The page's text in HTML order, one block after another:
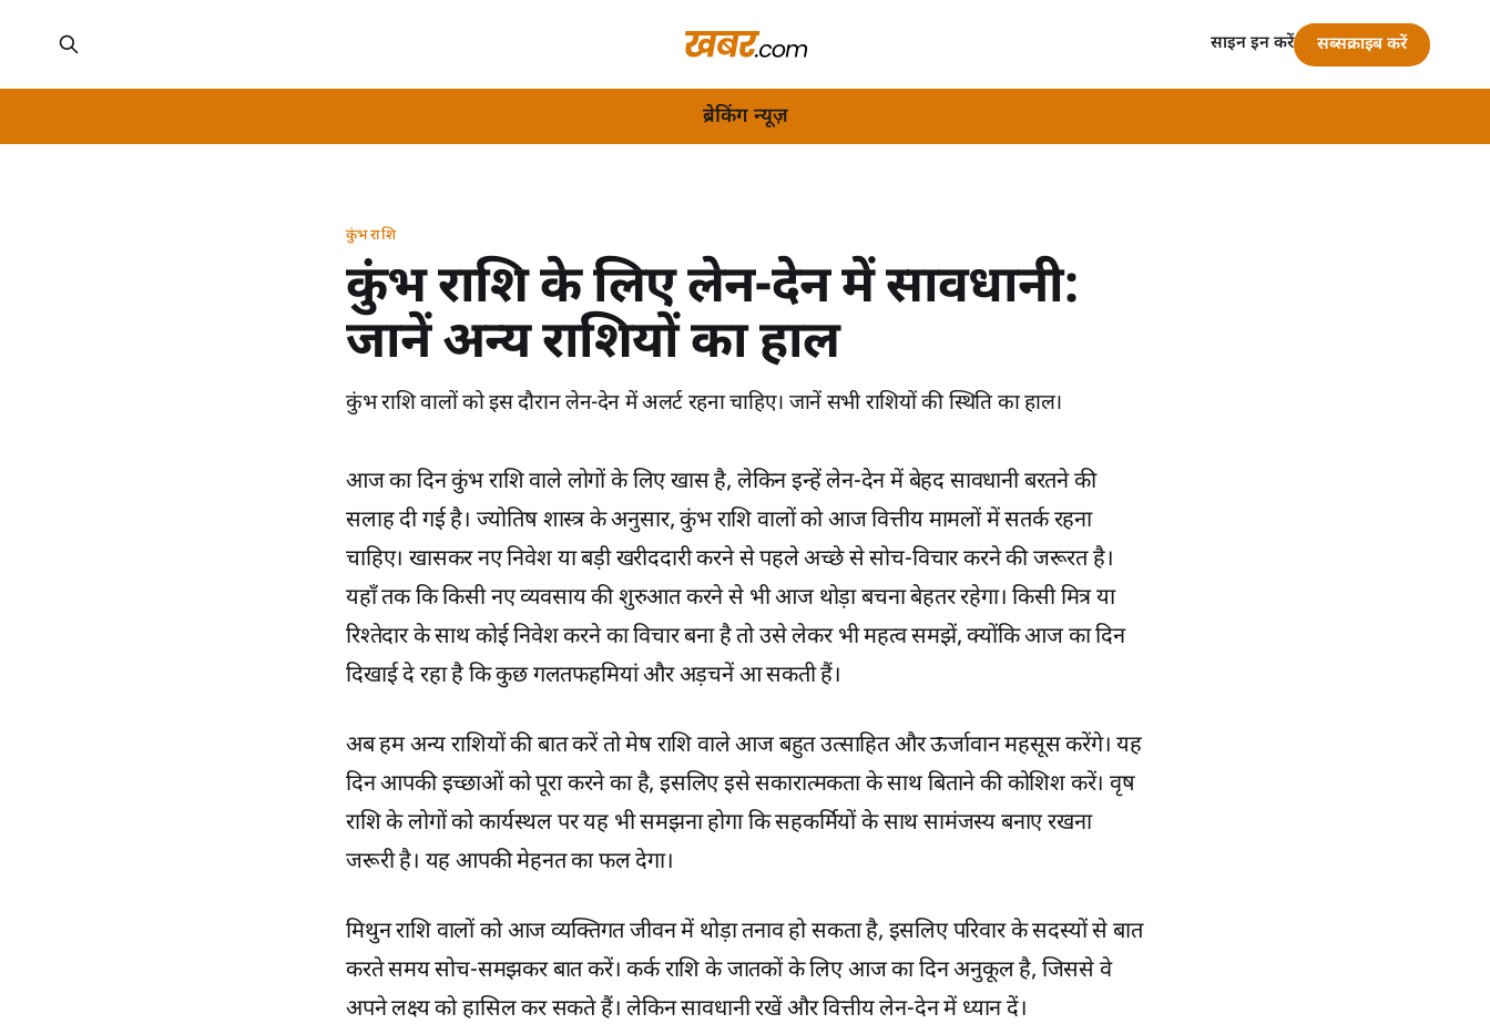
ब्रेकिंग न्यूज़
साइन इन करें सब्सक्राइब करें
कुंभ राशि
कुंभ राशि के लिए लेन-देन में सावधानी:
जानें अन्य राशियों का हाल
कुंभ राशि वालों को इस दौरान लेन-देन में अलर्ट रहना चाहिए। जानें सभी राशियों की स्थिति का हाल।
आज का दिन कुंभ राशि वाले लोगों के लिए खास है, लेकिन इन्हें लेन-देन में बेहद सावधानी बरतने की
सलाह दी गई है। ज्योतिष शास्त्र के अनुसार, कुंभ राशि वालों को आज वित्तीय मामलों में सतर्क रहना
चाहिए। खासकर नए निवेश या बड़ी खरीददारी करने से पहले अच्छे से सोच-विचार करने की जरूरत है।
यहाँ तक कि किसी नए व्यवसाय की शुरुआत करने से भी आज थोड़ा बचना बेहतर रहेगा। किसी मित्र या
रिश्तेदार के साथ कोई निवेश करने का विचार बना है तो उसे लेकर भी महत्व समझें, क्योंकि आज का दिन
दिखाई दे रहा है कि कुछ गलतफहमियां और अड़चनें आ सकती हैं।
अब हम अन्य राशियों की बात करें तो मेष राशि वाले आज बहुत उत्साहित और ऊर्जावान महसूस करेंगे। यह
दिन आपकी इच्छाओं को पूरा करने का है, इसलिए इसे सकारात्मकता के साथ बिताने की कोशिश करें। वृष
राशि के लोगों को कार्यस्थल पर यह भी समझना होगा कि सहकर्मियों के साथ सामंजस्य बनाए रखना
जरूरी है। यह आपकी मेहनत का फल देगा।
मिथुन राशि वालों को आज व्यक्तिगत जीवन में थोड़ा तनाव हो सकता है, इसलिए परिवार के सदस्यों से बात
करते समय सोच-समझकर बात करें। कर्क राशि के जातकों के लिए आज का दिन अनुकूल है, जिससे वे
अपने लक्ष्य को हासिल कर सकते हैं। लेकिन सावधानी रखें और वित्तीय लेन-देन में ध्यान दें।